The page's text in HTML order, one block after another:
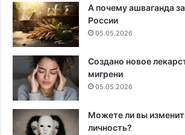
А почему ашваганда
России
05.05.2026
Создано новое
мигрени
05.05.2026
Можете ли вы
личность?